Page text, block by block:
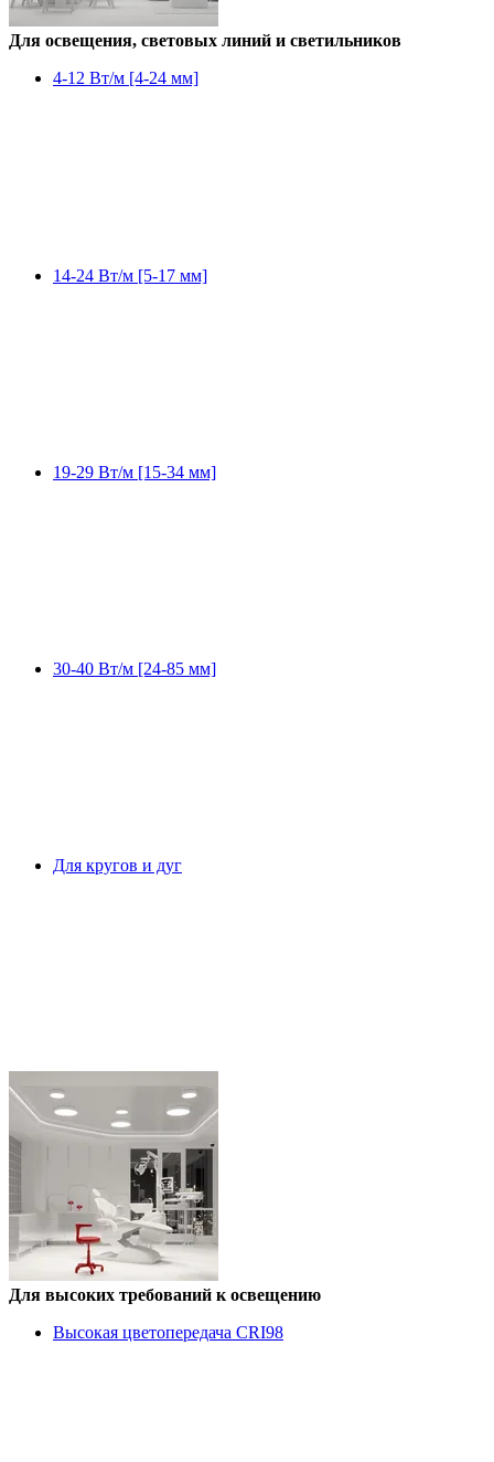
Для освещения, световых линий и светильников
4-12 Вт/м [4-24 мм]
14-24 Вт/м [5-17 мм]
19-29 Вт/м [15-34 мм]
30-40 Вт/м [24-85 мм]
Для кругов и дуг
Для высоких требований к освещению
Высокая цветопередача CRI98